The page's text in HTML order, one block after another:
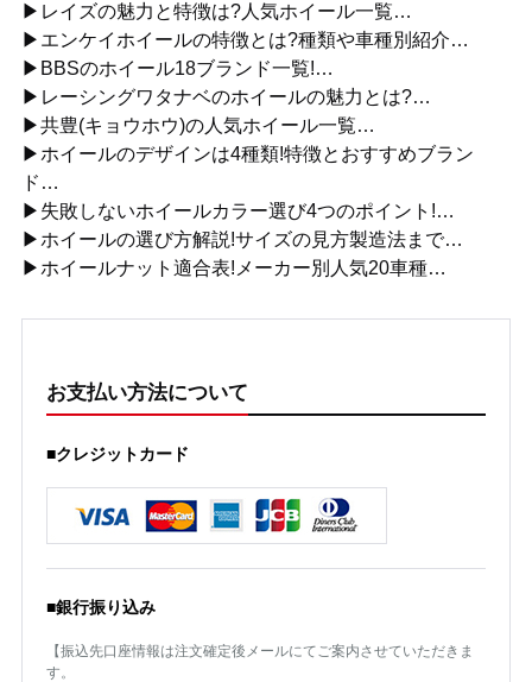
▶レイズの魅力と特徴は?人気ホイール一覧…
▶エンケイホイールの特徴とは?種類や車種別紹介…
▶BBSのホイール18ブランド一覧!…
▶レーシングワタナベのホイールの魅力とは?…
▶共豊(キョウホウ)の人気ホイール一覧…
▶ホイールのデザインは4種類!特徴とおすすめブラン
ド…
▶失敗しないホイールカラー選び4つのポイント!…
▶ホイールの選び方解説!サイズの見方製造法まで…
▶ホイールナット適合表!メーカー別人気20車種…
お支払い方法について
■クレジットカード
■銀行振り込み
【振込先口座情報は注文確定後メールにてご案内させていただきま
す。